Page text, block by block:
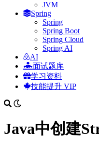
JVM
Spring
Spring
Spring Boot
Spring Cloud
Spring AI
AI
面试题库
学习资料
技能提升 VIP
Java中创建